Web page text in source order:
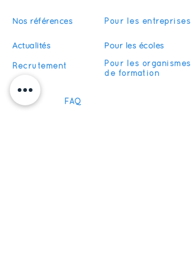
Nos références
Actualités
Recrutement
Pour les entreprises
Pour les écoles
Pour les organismes
de formation
FAQ